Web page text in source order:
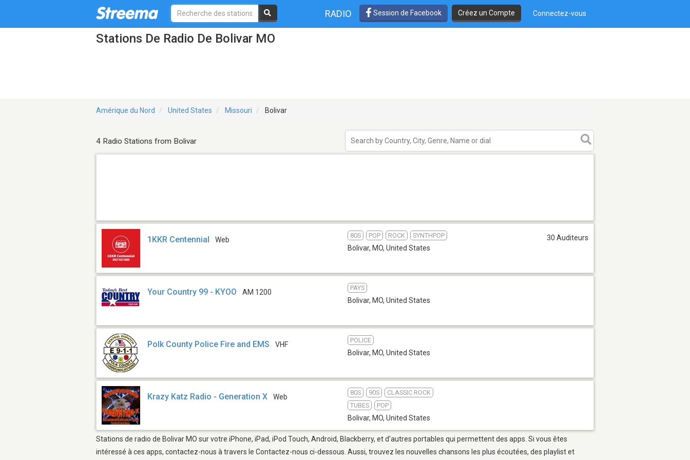
RADIO Session de Facebook Créez un Compte Connectez-vous
Stations De Radio De Bolivar MO
Amérique du Nord United States Missouri Bolivar
4 Radio Stations from Bolivar
1KKR Centennial Web
80S POP ROCK SYNTHPOP
Bolivar, MO, United States
30 Auditeurs
Your Country 99 - KYOO AM 1200
PAYS
Bolivar, MO, United States
Polk County Police Fire and EMS VHF
POLICE
Bolivar, MO, United States
Krazy Katz Radio - Generation X Web
80S 90S
CLASSIC ROCK
TUBES
POP
Bolivar, MO, United States
Stations de radio de Bolivar MO sur votre iPhone, iPad, iPod Touch, Android, Blackberry, et d'autres portables qui permettent des apps. Si vous êtes
intéressé à ces apps, contactez-nous à travers le Contactez-nous ci-dessous. Aussi, trouvez les nouvelles chansons les plus écoutées, des playlist et